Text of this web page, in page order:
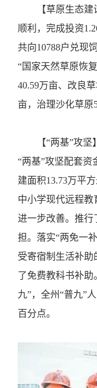
【草原生态建
顺利，完成投资
共向10788户兑现
“国家天然草原恢
40.59万亩、改良
亩，治理沙化草原
【“两基”攻坚
“两基”攻坚配套资
建面积13.73万平
中小学现代远程教
进一步改善。推行
担。落实“两免一
受寄宿制生活补助
了免费教科书补助
九”，全州“普九”
百分点。